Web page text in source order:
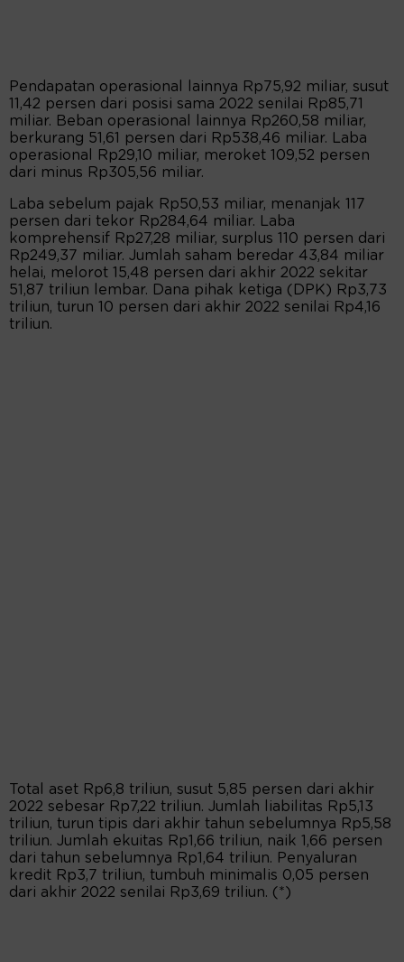
Pendapatan operasional lainnya Rp75,92 miliar, susut
11,42 persen dari posisi sama 2022 senilai Rp85,71
miliar. Beban operasional lainnya Rp260,58 miliar,
berkurang 51,61 persen dari Rp538,46 miliar. Laba
operasional Rp29,10 miliar, meroket 109,52 persen
dari minus Rp305,56 miliar.
Laba sebelum pajak Rp50,53 miliar, menanjak 117
persen dari tekor Rp284,64 miliar. Laba
komprehensif Rp27,28 miliar, surplus 110 persen dari
Rp249,37 miliar. Jumlah saham beredar 43,84 miliar
helai, melorot 15,48 persen dari akhir 2022 sekitar
51,87 triliun lembar. Dana pihak ketiga (DPK) Rp3,73
triliun, turun 10 persen dari akhir 2022 senilai Rp4,16
triliun.
Total aset Rp6,8 triliun, susut 5,85 persen dari akhir
2022 sebesar Rp7,22 triliun. Jumlah liabilitas Rp5,13
triliun, turun tipis dari akhir tahun sebelumnya Rp5,58
triliun. Jumlah ekuitas Rp1,66 triliun, naik 1,66 persen
dari tahun sebelumnya Rp1,64 triliun. Penyaluran
kredit Rp3,7 triliun, tumbuh minimalis 0,05 persen
dari akhir 2022 senilai Rp3,69 triliun. (*)